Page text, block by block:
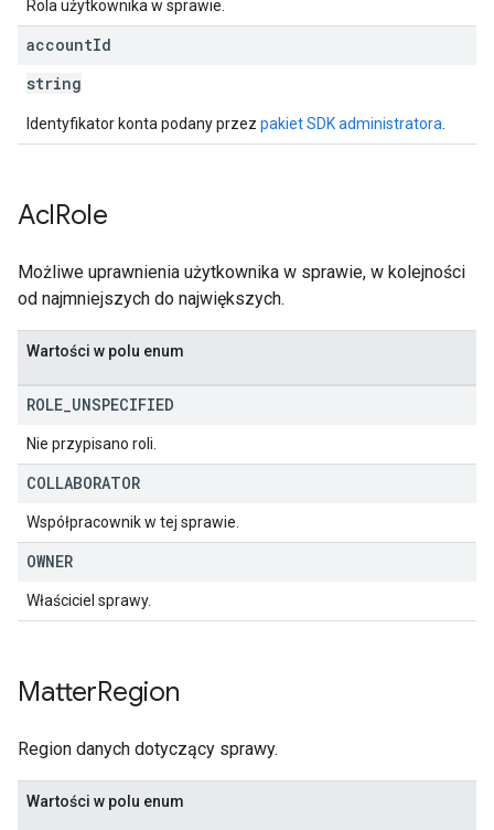
Rola użytkownika w sprawie.
accountId
string
Identyfikator konta podany przez pakiet SDK administratora
AclRole
Możliwe uprawnienia użytkownika w sprawie, w kolejności
od najmniejszych do największych.
Wartości w polu enum
ROLE UNSPECIFIED
Nie przypisano roli.
COLLABORATOR
Współpracownik w tej sprawie.
OWNER
Właściciel sprawy.
MatterRegion
Region danych dotyczący sprawy.
Wartości w polu enum